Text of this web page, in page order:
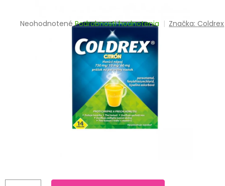
TRÁVENIE
Priemerné
Neohodnotené Podrobnosti hodnotenia Značka:Coldrex